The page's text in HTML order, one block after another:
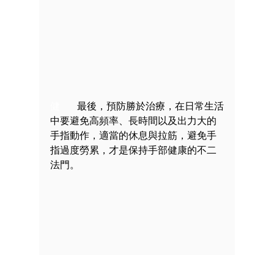
       最後，預防勝於治療，在日常生活
中要避免高頻率、長時間以及出力大的
手指動作，適當的休息與拉筋 ，避免手
指過度勞累，才是保持手部健康的不二
法門。